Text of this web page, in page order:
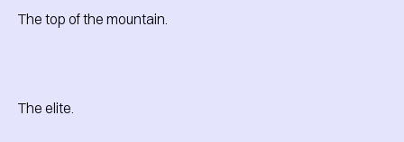
The top of the mountain.
The elite.